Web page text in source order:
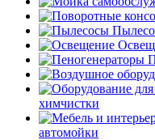
химчистки
автомойки